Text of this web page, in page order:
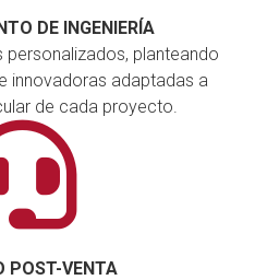
DE INGENIERÍA
personalizados, planteando
innovadoras adaptadas a
de cada proyecto.
POST-VENTA